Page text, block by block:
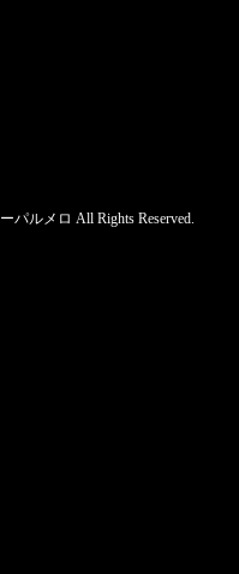
ルメロ All Rights Reserved.